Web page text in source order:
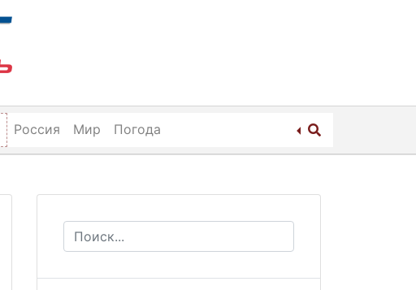
Россия Мир Погода